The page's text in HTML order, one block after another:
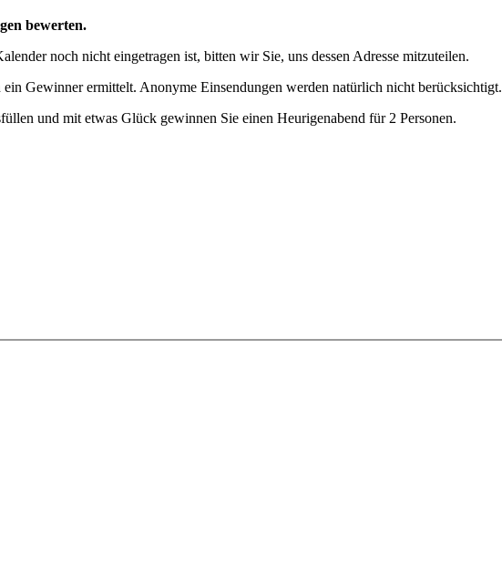
bewerten.
noch nicht eingetragen ist, bitten wir Sie, uns dessen Adresse mitzuteilen.
Gewinner ermittelt. Anonyme Einsendungen werden natürlich nicht berücksichtigt.
und mit etwas Glück gewinnen Sie einen Heurigenabend für 2 Personen.